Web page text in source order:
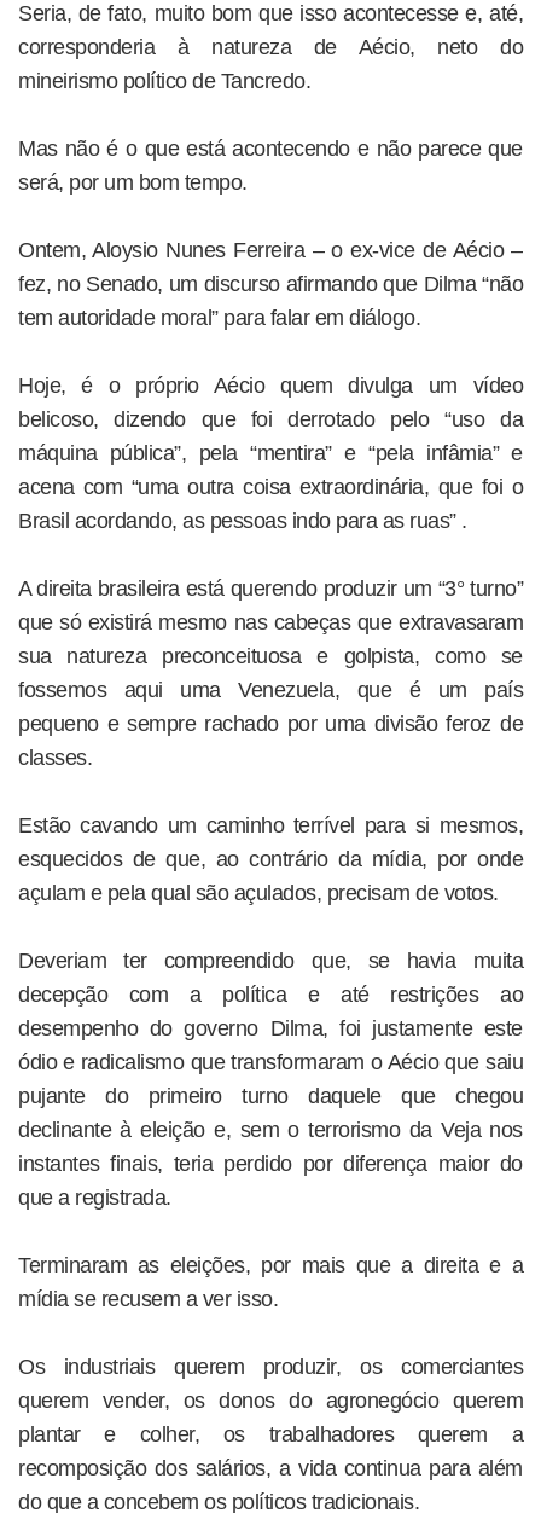
Seria, de fato, muito bom que isso acontecesse e, até,
corresponderia à natureza de Aécio, neto do
mineirismo político de Tancredo.
Mas não é o que está acontecendo e não parece que
será, por um bom tempo.
Ontem, Aloysio Nunes Ferreira – o ex-vice de Aécio –
fez, no Senado, um discurso afirmando que Dilma “não
tem autoridade moral” para falar em diálogo.
Hoje, é o próprio Aécio quem divulga um vídeo
belicoso, dizendo que foi derrotado pelo “uso da
máquina pública”, pela “mentira” e “pela infâmia” e
acena com “uma outra coisa extraordinária, que foi o
Brasil acordando, as pessoas indo para as ruas” .
A direita brasileira está querendo produzir um “3° turno”
que só existirá mesmo nas cabeças que extravasaram
sua natureza preconceituosa e golpista, como se
fossemos aqui uma Venezuela, que é um país
pequeno e sempre rachado por uma divisão feroz de
classes.
Estão cavando um caminho terrível para si mesmos,
esquecidos de que, ao contrário da mídia, por onde
açulam e pela qual são açulados, precisam de votos.
Deveriam ter compreendido que, se havia muita
decepção com a política e até restrições ao
desempenho do governo Dilma, foi justamente este
ódio e radicalismo que transformaram o Aécio que saiu
pujante do primeiro turno daquele que chegou
declinante à eleição e, sem o terrorismo da Veja nos
instantes finais, teria perdido por diferença maior do
que a registrada.
Terminaram as eleições, por mais que a direita e a
mídia se recusem a ver isso.
Os industriais querem produzir, os comerciantes
querem vender, os donos do agronegócio querem
plantar e colher, os trabalhadores querem a
recomposição dos salários, a vida continua para além
do que a concebem os políticos tradicionais.